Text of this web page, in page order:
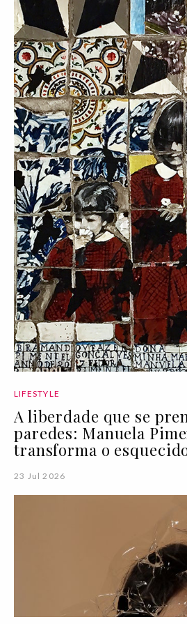
LIFESTYLE
A liberdade que se
paredes: Manuela
transforma o
23 Jul 2026